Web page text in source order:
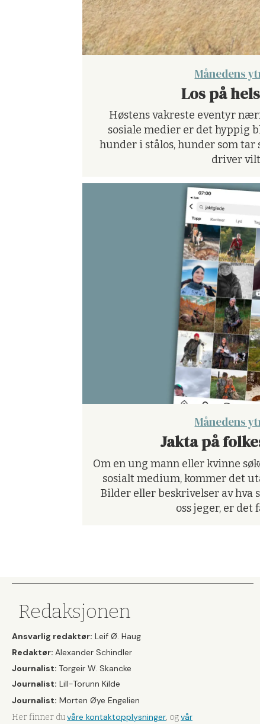
Månedens
Los på
Høstens vakreste eventyr
sosiale medier er det hyppig
hunder i stålos, hunder som tar
driver
Månedens
Jakta på
Om en ung mann eller kvinne
sosialt medium, kommer det
Bilder eller beskrivelser av hva
oss jeger, er det
Redaksjonen
Ansvarlig redaktør: Leif Ø. Haug
Redaktør: Alexander Schindler
Journalist: Torgeir W. Skancke
Journalist: Lill-Torunn Kilde
Journalist: Morten Øye Engelien
Her finner duvåre kontaktopplysninger, ogvår